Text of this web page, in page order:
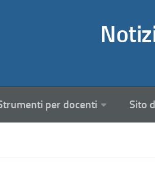
per docenti Sito